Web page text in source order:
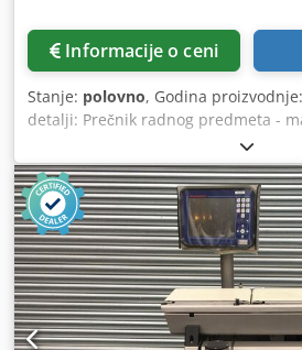
Informacije o ceni
Stanje: polovno, Godina proizvodnje:
detalji: Prečnik radnog predmeta -
radnog predmeta - min.: 26 mm
66 mm Crodpfxslqac Sj Aidjf sistem
za sledeće veličine radnog
29mm Dužina 65mm - 66mm Zbog
steznom uređaju, rukovanje, itd,
Dimenzije: 50mm Ukupna dužina
manje od 400 mm moguće sa
zavisnosti od dužine alata, dužine
komponenti, itd *